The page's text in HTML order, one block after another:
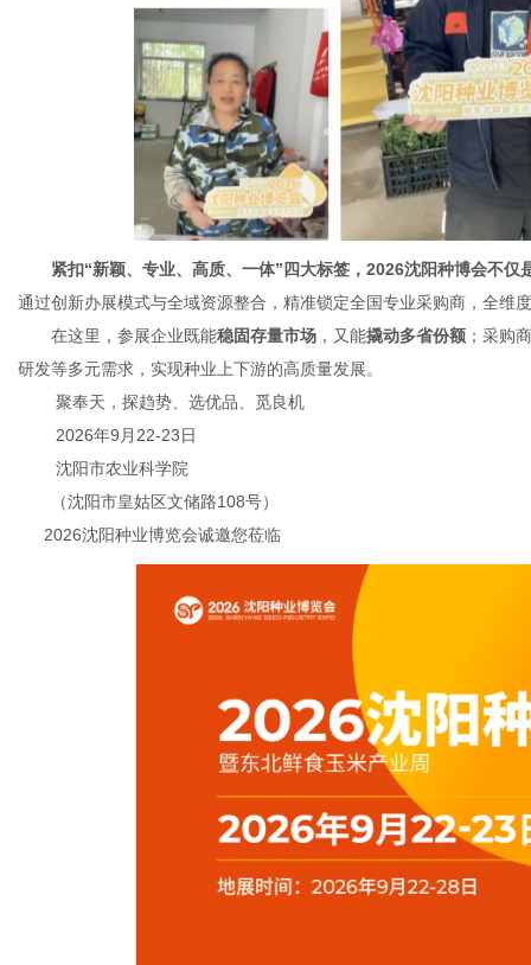
紧扣“新颖、专业、高质、一体”四大标签，2026沈阳种博会不仅
通过创新办展模式与全域资源整合，精准锁定全国专业采购商，全维
在这里，参展企业既能稳固存量市场 ，又能撬动多省份额 ；采购
研发等多元需求，实现种业上下游的高质量发展。
聚奉天，探趋势、选优品、觅良机
2026年9月22-23日
沈阳市农业科学院
（沈阳市皇姑区文储路108号）
2026沈阳种业博览会诚邀您莅临